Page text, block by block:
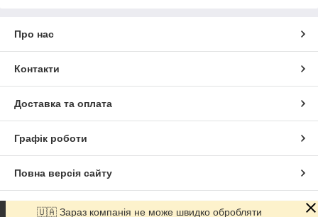
Про нас
Контакти
Доставка та оплата
Графік роботи
Повна версія сайту
Сайт створено на маркетплейсі Prom.ua
🇺🇦 Зараз компанія не може швидко обробляти